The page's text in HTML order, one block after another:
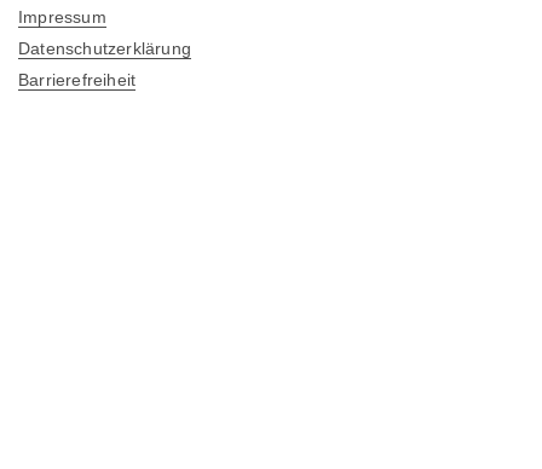
Impressum
Datenschutzerklärung
Barrierefreiheit